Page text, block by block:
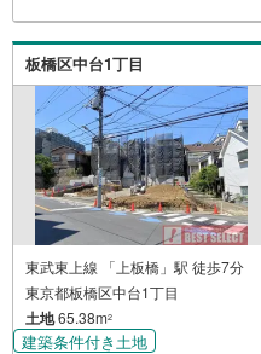
能です。コンパクト
も配慮された都市型
楽しさを兼ね備えた、
板橋区中台1丁目
東武東上線 「上板橋」駅 徒歩7分
東京都板橋区中台1丁目
土地65.38m2
建築条件付き土地